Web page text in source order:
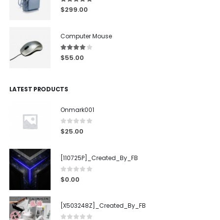
5.00out of 5
$299.00
Computer Mouse
4.00out of 5
$55.00
LATEST PRODUCTS
Onmark001
0out of 5
$25.00
[110725P]_Created_By_FB
0 out of 5
$0.00
[X503248Z]_Created_By_FB